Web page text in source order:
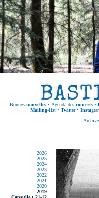
Bonnes nouvelles • Agenda des concerts •
Mailing-list• Twitter• Insta
2026
2025
2024
2023
2022
2021
2020
2019